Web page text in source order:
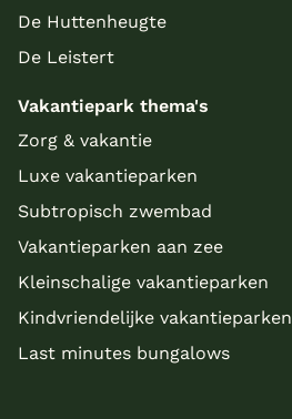
De Huttenheugte
De Leistert
Vakantiepark thema's
Zorg & vakantie
Luxe vakantieparken
Subtropisch zwembad
Vakantieparken aan zee
Kleinschalige vakantieparken
Kindvriendelijke vakantieparken
Last minutes bungalows